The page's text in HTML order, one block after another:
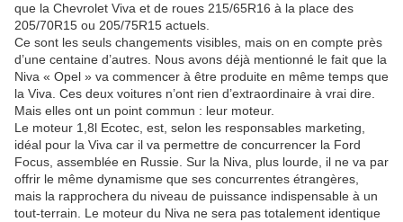
que la Chevrolet Viva et de roues 215/65R16 à la place des
205/70R15 ou 205/75R15 actuels.
Ce sont les seuls changements visibles, mais on en compte près
d’une centaine d’autres. Nous avons déjà mentionné le fait que la
Niva « Opel » va commencer à être produite en même temps que
la Viva. Ces deux voitures n’ont rien d’extraordinaire à vrai dire.
Mais elles ont un point commun : leur moteur.
Le moteur 1,8l Ecotec, est, selon les responsables marketing,
idéal pour la Viva car il va permettre de concurrencer la Ford
Focus, assemblée en Russie. Sur la Niva, plus lourde, il ne va par
offrir le même dynamisme que ses concurrentes étrangères,
mais la rapprochera du niveau de puissance indispensable à un
tout-terrain. Le moteur du Niva ne sera pas totalement identique